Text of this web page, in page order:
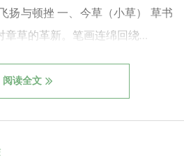
扬与顿挫 一、今草（小草） 草书
章草的革新。笔画连绵回绕…
阅读全文